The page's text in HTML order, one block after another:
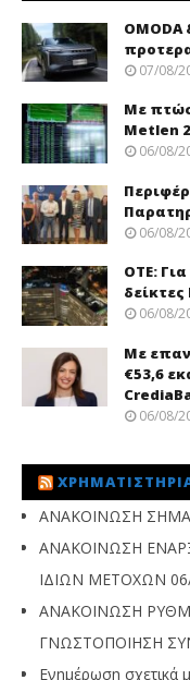
OMODA
07/08/
Με
Metlen
06/08/
06/08/
ΟΤΕ:
δείκτες
06/08/
Με
€53,6
06/08/
ΑΝΑΚΟΙΝΩΣΗ
ΑΝΑΚΟΙΝΩΣΗ
ΙΔΙΩΝ ΜΕΤΟΧΩΝ
ΑΝΑΚΟΙΝΩΣΗ
ΓΝΩΣΤΟΠΟΙΗΣΗ
Ενημέρωση σχετικά